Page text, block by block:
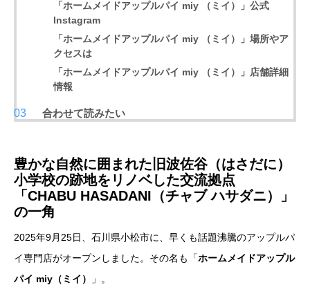
「ホームメイドアップルパイ miy （ミイ）」公式
Instagram
「ホームメイドアップルパイ miy （ミイ）」場所やア
クセスは
「ホームメイドアップルパイ miy （ミイ）」店舗詳細
情報
合わせて読みたい
豊かな自然に囲まれた旧波佐谷（はさだに）
小学校の跡地をリノベした交流拠点
「CHABU HASADANI（チャブ ハサダニ）」
の一角
2025年9月25日、石川県小松市に、早くも話題沸騰のアップルパ
イ専門店がオープンしました。その名も「ホームメイドアップル
パイ miy（ミイ）
」。